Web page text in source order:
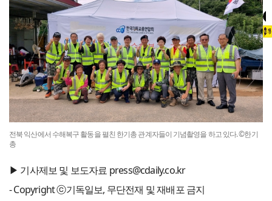
전북 익산에서 수해복구 활동을 펼친 한기총 관계자들이 기념촬영을 하고 있다. ©한기
총
▶ 기사제보 및 보도자료 press@cdaily.co.kr
- Copyright ⓒ기독일보, 무단전재 및 재배포 금지